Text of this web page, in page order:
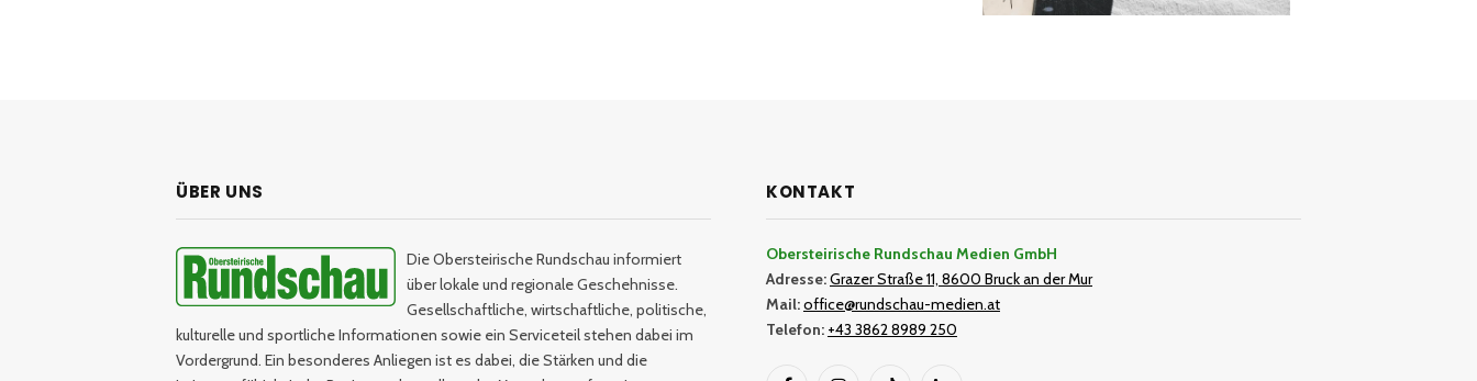
ÜBER UNS
Die Obersteirische Rundschau informiert
über lokale und regionale Geschehnisse.
Gesellschaftliche, wirtschaftliche, politische,
kulturelle und sportliche Informationen sowie ein Serviceteil stehen dabei im
Vordergrund. Ein besonderes Anliegen ist es dabei, die Stärken und die
KONTAKT
Obersteirische Rundschau Medien GmbH
Adresse:Grazer Straße 11, 8600 Bruck an der Mur
Mail:office@rundschau-medien.at
Telefon: +43 3862 8989 250